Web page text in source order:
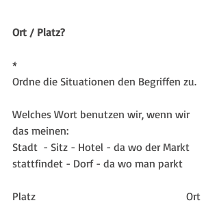
Ort / Platz?
*
Ordne die Situationen den Begriffen zu.
Welches Wort benutzen wir, wenn wir
das meinen:
Stadt  - Sitz - Hotel - da wo der Markt
stattfindet - Dorf - da wo man parkt
Platz                                                       Ort